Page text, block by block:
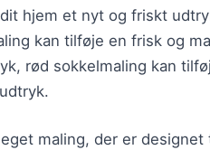
hjem et nyt og friskt
kan tilføje en frisk og
rød sokkelmaling kan
maling, der er designet